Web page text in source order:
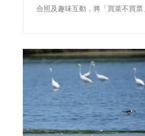
合照及趣味互動，將「買菜不買